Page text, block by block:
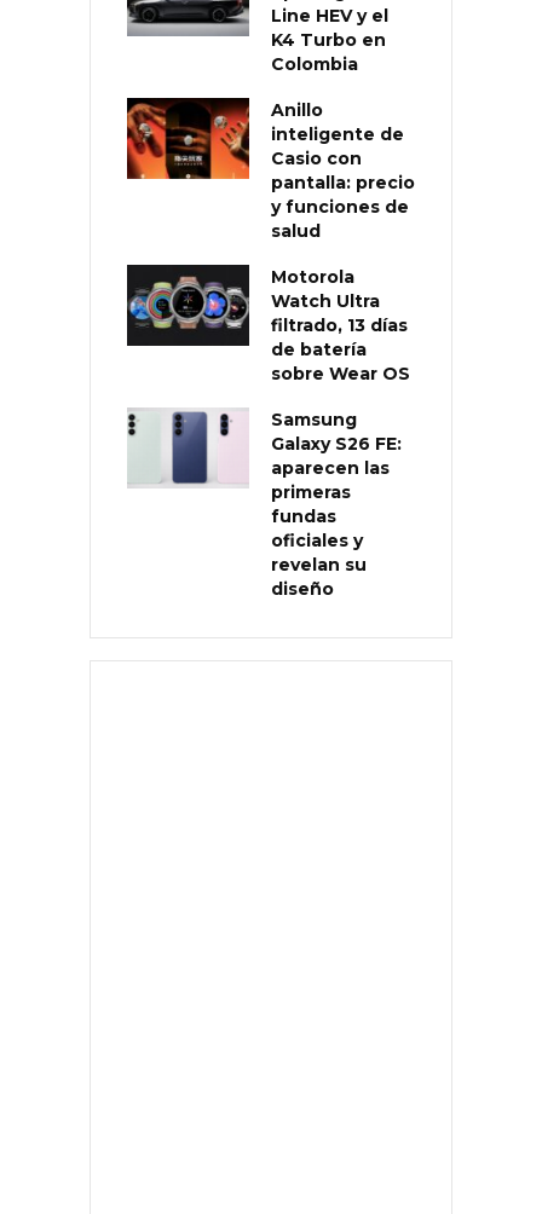
Line HEV y el
K4 Turbo en
Colombia
Anillo
inteligente de
Casio con
pantalla: precio
y funciones de
salud
Motorola
Watch Ultra
filtrado, 13 días
de batería
sobre Wear OS
Samsung
Galaxy S26 FE:
aparecen las
primeras
fundas
oficiales y
revelan su
diseño